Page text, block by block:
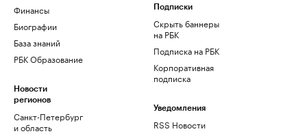
Финансы
Биографии
База знаний
РБК Образование
Новости
регионов
Санкт-Петербург
и область
Подписки
Скрыть баннеры
на РБК
Подписка на РБК
Корпоративная
подписка
Уведомления
RSS Новости